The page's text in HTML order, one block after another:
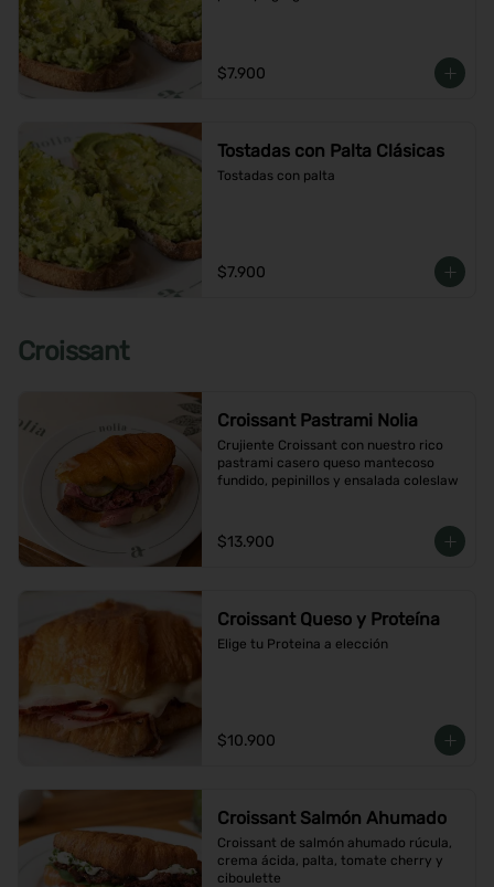
$7.900
Tostadas con Palta Clásicas
Tostadas con palta
$7.900
Croissant
Croissant Pastrami Nolia
Crujiente Croissant con nuestro rico
pastrami casero queso mantecoso
fundido, pepinillos y ensalada coleslaw
$13.900
Croissant Queso y Proteína
Elige tu Proteina a elección
$10.900
Croissant Salmón Ahumado
Croissant de salmón ahumado rúcula,
crema ácida, palta, tomate cherry y
ciboulette